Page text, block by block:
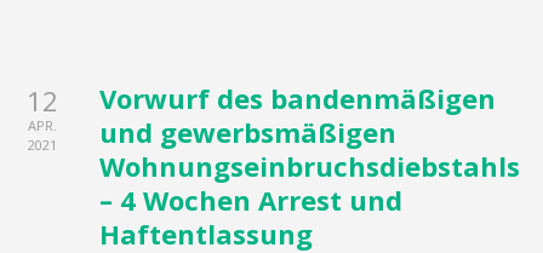
12
APR.
2021
Vorwurf des bandenmäßigen
und gewerbsmäßigen
Wohnungseinbruchsdiebstahls
– 4 Wochen Arrest und
Haftentlassung